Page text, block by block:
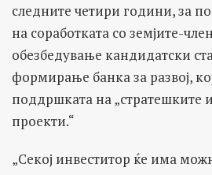
следните четири години, за
на соработката со земјите-
обезбедување кандидатски
формирање банка за развој,
поддршката на „стратешките
проекти.“
„Секој инвеститор ќе има